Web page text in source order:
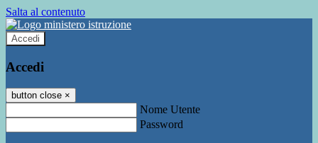
Salta al contenuto
Accedi
Accedi
button close ×
Nome Utente
Password